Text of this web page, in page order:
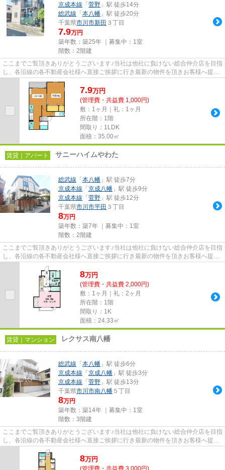
京成本線 「 菅野 」駅 徒歩14分
総武線 「 本八幡 」駅 徒歩20分
千葉県市川市新田 ３丁目
7.9万円
築年数：築25年 ｜募集中： 1室
階数：2階建
ここまでご覧頂きありがとうございます♪当社は他社に負けない総合仲介店を目指
し、各沿線の各不動産会社様へ直接ご挨拶に行き最新の物件を頂きお客様へ提供
しております！最新の情報は...
7.9万円
(管理費・共益費 1,000円)
敷：1ヶ月｜礼：1ヶ月
所在階：1階
間取り：1LDK
面積：35.00㎡
賃貸｜アパート サニーハイムやわた
総武線 「 本八幡 」駅 徒歩7分
京成本線 「 京成八幡 」駅 徒歩9分
京成本線 「 菅野 」駅 徒歩12分
千葉県市川市平田 ３丁目
8万円
築年数：築7年 ｜募集中： 1室
階数：2階建
ここまでご覧頂きありがとうございます♪当社は他社に負けない総合仲介店を目指
し、各沿線の各不動産会社様へ直接ご挨拶に行き最新の物件を頂きお客様へ提供
しております！最新の情報は...
8万円
(管理費・共益費 2,000円)
敷：1ヶ月｜礼：2ヶ月
所在階：1階
間取り：1K
面積：24.33㎡
賃貸｜マンション レクサス南八幡
総武線 「 本八幡 」駅 徒歩6分
京成本線 「 京成八幡 」駅 徒歩3分
京成本線 「 菅野 」駅 徒歩13分
千葉県市川市南八幡 ５丁目
8万円
築年数：築14年 ｜募集中： 1室
階数：3階建
ここまでご覧頂きありがとうございます♪当社は他社に負けない総合仲介店を目指
し、各沿線の各不動産会社様へ直接ご挨拶に行き最新の物件を頂きお客様へ提供
しております！最新の情報は...
8万円
(管理費・共益費 3,000円)